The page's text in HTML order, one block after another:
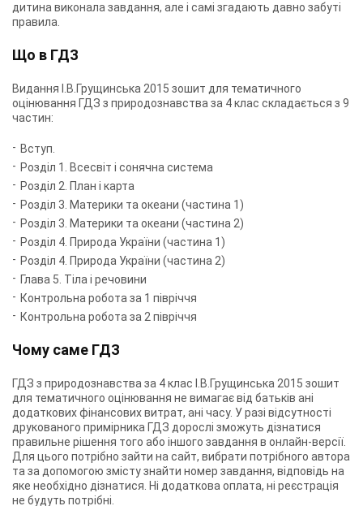
дитина виконала завдання, але і самі згадають давно забуті
правила.
Що в ГДЗ
Видання І.В.Грущинська 2015 зошит для тематичного
оцінювання ГДЗ з природознавства за 4 клас складається з 9
частин:
Вступ.
Розділ 1. Всесвіт і сонячна система
Розділ 2. План і карта
Розділ 3. Материки та океани (частина 1)
Розділ 3. Материки та океани (частина 2)
Розділ 4. Природа України (частина 1)
Розділ 4. Природа України (частина 2)
Глава 5. Тіла і речовини
Контрольна робота за 1 півріччя
Контрольна робота за 2 півріччя
Чому саме ГДЗ
ГДЗ з природознавства за 4 клас І.В.Грущинська 2015 зошит
для тематичного оцінювання не вимагає від батьків ані
додаткових фінансових витрат, ані часу. У разі відсутності
друкованого примірника ГДЗ дорослі зможуть дізнатися
правильне рішення того або іншого завдання в онлайн-версії.
Для цього потрібно зайти на сайт, вибрати потрібного автора
та за допомогою змісту знайти номер завдання, відповідь на
яке необхідно дізнатися. Ні додаткова оплата, ні реєстрація
не будуть потрібні.